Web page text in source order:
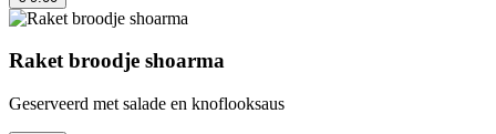
Raket broodje shoarma
Geserveerd met salade en knoflooksaus